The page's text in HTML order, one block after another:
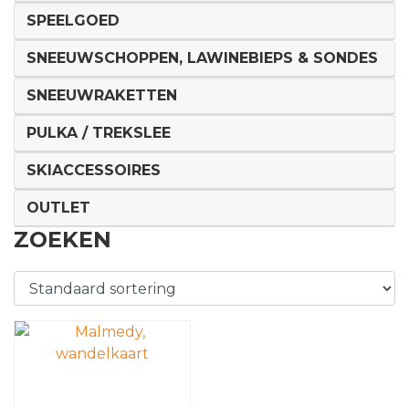
SPEELGOED
SNEEUWSCHOPPEN, LAWINEBIEPS & SONDES
SNEEUWRAKETTEN
PULKA / TREKSLEE
SKIACCESSOIRES
OUTLET
ZOEKEN